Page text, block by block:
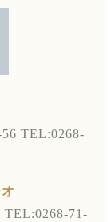
TEL:0268-
TEL:0268-71-